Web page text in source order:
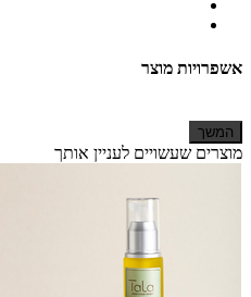
אשפרויות מוצר
המשך
מוצרים שעשויים לעניין אותך